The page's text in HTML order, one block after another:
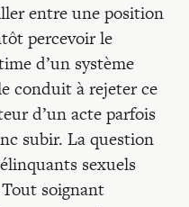
entre une position
percevoir le
d’un système
conduit à rejeter ce
d’un acte parfois
subir. La question
sexuels
soignant